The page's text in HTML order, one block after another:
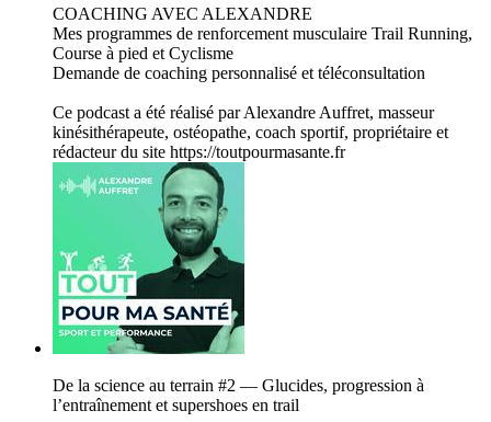
COACHING AVEC ALEXANDRE
Mes programmes de renforcement musculaire Trail Running,
Course à pied et Cyclisme
Demande de coaching personnalisé et téléconsultation
Ce podcast a été réalisé par Alexandre Auffret, masseur
kinésithérapeute, ostéopathe, coach sportif, propriétaire et
rédacteur du site https://toutpourmasante.fr
De la science au terrain #2 — Glucides, progression à
l’entraînement et supershoes en trail